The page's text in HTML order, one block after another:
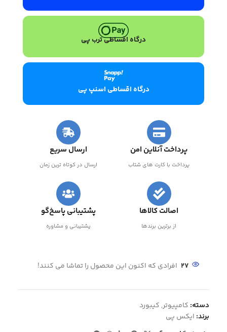
درگاه اقساطی ترب پی
درگاه اقساطی اسنپ پی
پرداخت آنلاین امن
پرداخت با کارت های شتاب
ارسال سریع
ارسال در کوتاه ترین زمان
اصالت کالاها
از برترین برندها
پشتیبانی پاسخ‌گو
پشتیبانی و مشاوره
27 افرادی که اکنون این محصول را تماشا می کنند!
دسته: کامپیوتر, کیبورد
برند: ایکس پی